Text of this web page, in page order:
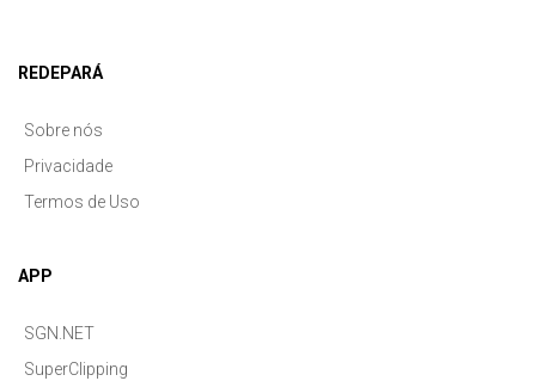
REDEPARÁ
Sobre nós
Privacidade
Termos de Uso
APP
SGN.NET
SuperClipping